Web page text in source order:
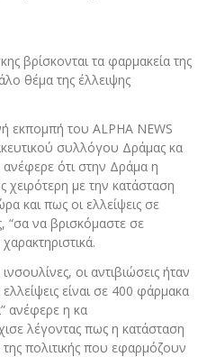
βρίσκονται τα φαρμακεία της
θέμα της έλλειψης
εκπομπή του ALPHA NEWS
συλλόγου Δράμας κα
ότι στην Δράμα η
χειρότερη με την κατάσταση
και πως οι ελλείψεις σε
“σα να βρισκόμαστε σε
οι αντιβιώσεις ήταν
είναι σε 400 φάρμακα
ανέφερε η κα
λέγοντας πως η κατάσταση
της πολιτικής που εφαρμόζουν